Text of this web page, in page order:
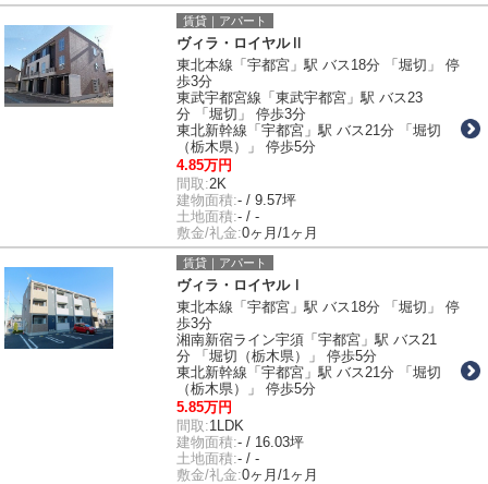
賃貸｜アパート
ヴィラ・ロイヤルⅡ
東北本線「宇都宮」駅 バス18分 「堀切」 停
歩3分
東武宇都宮線「東武宇都宮」駅 バス23
分 「堀切」 停歩3分
東北新幹線「宇都宮」駅 バス21分 「堀切
（栃木県）」 停歩5分
4.85万円
間取:2K
建物面積:- / 9.57坪
土地面積:- / -
敷金/礼金:0ヶ月/1ヶ月
賃貸｜アパート
ヴィラ・ロイヤルⅠ
東北本線「宇都宮」駅 バス18分 「堀切」 停
歩3分
湘南新宿ライン宇須「宇都宮」駅 バス21
分 「堀切（栃木県）」 停歩5分
東北新幹線「宇都宮」駅 バス21分 「堀切
（栃木県）」 停歩5分
5.85万円
間取:1LDK
建物面積:- / 16.03坪
土地面積:- / -
敷金/礼金:0ヶ月/1ヶ月